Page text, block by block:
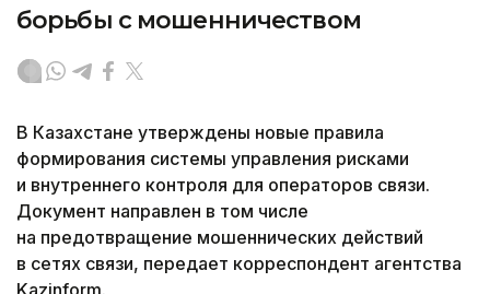
борьбы с мошенничеством
В Казахстане утверждены новые правила
формирования системы управления рисками
и внутреннего контроля для операторов связи.
Документ направлен в том числе
на предотвращение мошеннических действий
в сетях связи, передает корреспондент агентства
Kazinform.